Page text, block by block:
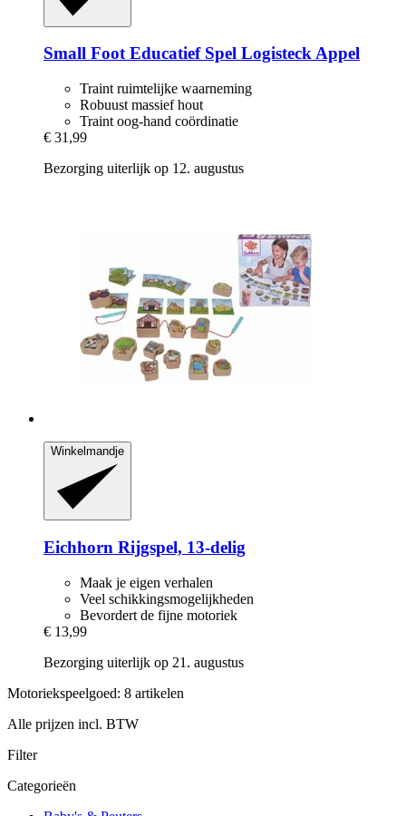
Small FootEducatief Spel Logisteck Appel
Traint ruimtelijke waarneming
Robuust massief hout
Traint oog-hand coördinatie
€ 31,99
Bezorging uiterlijk op 12. augustus
Winkelmandje
Eichhorn Rijgspel, 13-​delig
Maak je eigen verhalen
Veel schikkingsmogelijkheden
Bevordert de fijne motoriek
€ 13,99
Bezorging uiterlijk op 21. augustus
Motoriekspeelgoed: 8 artikelen
Alle prijzen incl. BTW
Filter
Categorieën